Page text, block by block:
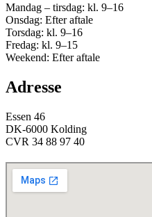
Mandag – tirsdag: kl. 9–16
Onsdag: Efter aftale
Torsdag: kl. 9–16
Fredag: kl. 9–15
Weekend: Efter aftale
Adresse
Essen 46
DK-6000 Kolding
CVR 34 88 97 40